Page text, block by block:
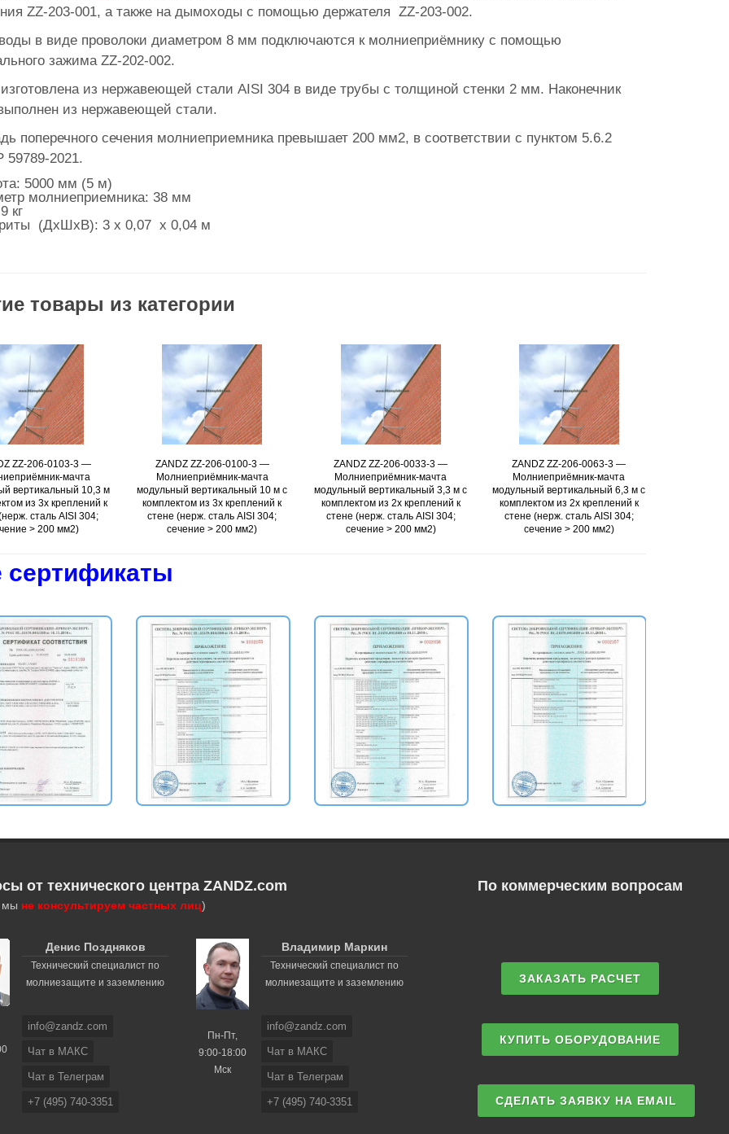
ZZ-203-001, а также на дымоходы с помощью держателя ZZ-203-002.
в виде проволоки диаметром 8 мм подключаются к молниеприёмнику с помощью
зажима ZZ-202-002.
из нержавеющей стали AISI 304 в виде трубы с толщиной стенки 2 мм. Наконечник
из нержавеющей стали.
поперечного сечения молниеприемника превышает 200 мм2, в соответствии с пунктом 5.6.2
59789-2021.
5000 мм (5 м)
молниеприемника: 38 мм
кг
(ДxШxВ): 3 х 0,07 х 0,04 м
товары из категории
Подробнее
ZZ-206-0103-3 —
мачта
вертикальный 10,3 м
из 3х креплений к
сталь AISI 304;
> 200 мм2)
Подробнее
ZANDZ ZZ-206-0100-3 —
Молниеприёмник-мачта
модульный вертикальный 10 м с
комплектом из 3х креплений к
стене (нерж. сталь AISI 304;
сечение > 200 мм2)
Подробнее
ZANDZ ZZ-206-0033-3 —
Молниеприёмник-мачта
модульный вертикальный 3,3 м с
комплектом из 2х креплений к
стене (нерж. сталь AISI 304;
сечение > 200 мм2)
Подробнее
ZANDZ ZZ-206-0063-3 —
Молниеприёмник-мачта
модульный вертикальный 6,3 м с
комплектом из 2х креплений к
стене (нерж. сталь AISI 304;
сечение > 200 мм2)
сертификаты
от технического центра ZANDZ.com
мы не консультируем частных лиц)
Денис Поздняков
Технический специалист по
молниезащите и заземлению
info@zandz.com
Чат в МАКС
Чат в Телеграм
+7 (495) 740-3351
Пн-Пт,
9:00-18:00
Мск
Владимир Маркин
Технический специалист по
молниезащите и заземлению
info@zandz.com
Чат в МАКС
Чат в Телеграм
+7 (495) 740-3351
По коммерческим вопросам
ЗАКАЗАТЬ РАСЧЕТ
КУПИТЬ ОБОРУДОВАНИЕ
СДЕЛАТЬ ЗАЯВКУ НА EMAIL